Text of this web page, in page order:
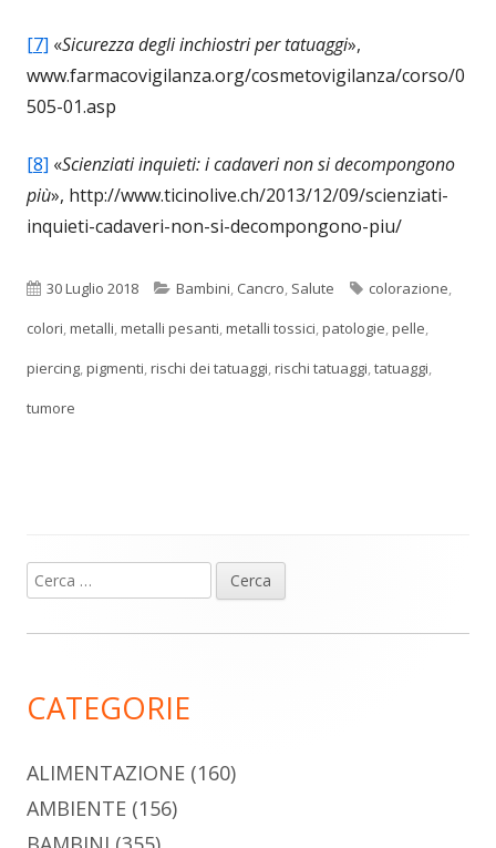
[7] «Sicurezza degli inchiostri per tatuaggi»,
www.farmacovigilanza.org/cosmetovigilanza/corso/0
505-01.asp
[8] «Scienziati inquieti: i cadaveri non si decompongono
più», http://www.ticinolive.ch/2013/12/09/scienziati-
inquieti-cadaveri-non-si-decompongono-piu/
Pubblicato
30 Luglio 2018 Categorie
Bambini, Cancro, Salute Tag
colorazione,
colori,metalli,metalli pesanti,metalli tossici,patologie,pelle,
piercing,pigmenti,rischi dei tatuaggi,rischi tatuaggi,tatuaggi,
tumore
Barra
laterale
Ricerca
per:
CATEGORIE
ALIMENTAZIONE (160)
AMBIENTE (156)